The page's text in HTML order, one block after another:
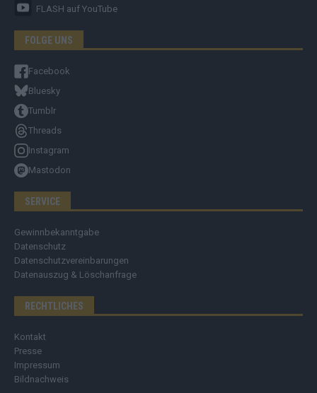
FLASH auf YouTube
FOLGE UNS
Facebook
Bluesky
Tumblr
Threads
Instagram
Mastodon
SERVICE
Gewinnbekanntgabe
Datenschutz
Datenschutzvereinbarungen
Datenauszug & Löschanfrage
RECHTLICHES
Kontakt
Presse
Impressum
Bildnachweis